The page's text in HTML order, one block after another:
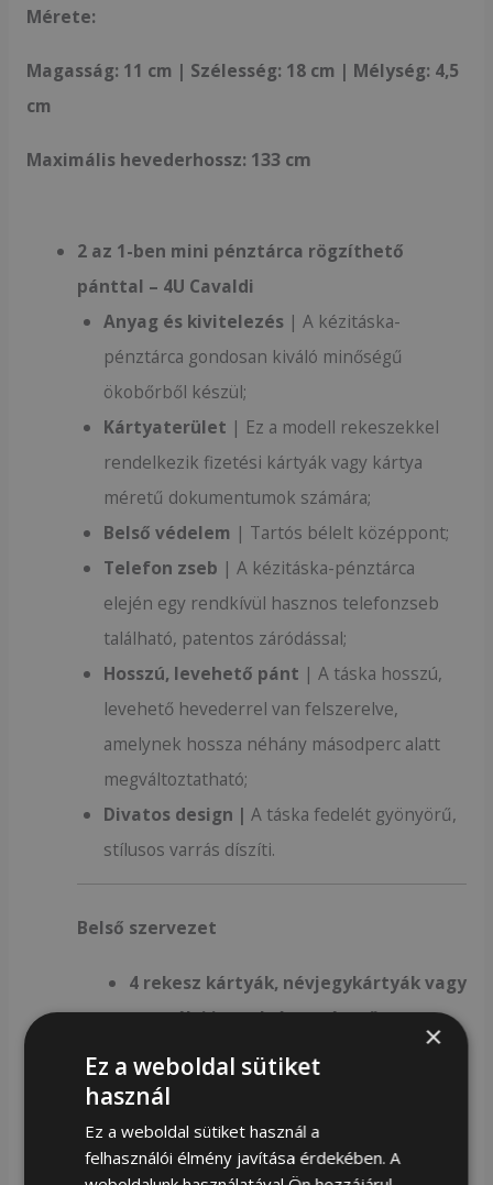
Mérete:
Magasság: 11 cm | Szélesség: 18 cm | Mélység: 4,5
cm
Maximális hevederhossz: 133 cm
2 az 1-ben mini pénztárca rögzíthető
pánttal – 4U Cavaldi
Anyag és kivitelezés | A kézitáska-
pénztárca gondosan kiváló minőségű
ökobőrből készül;
Kártyaterület | Ez a modell rekeszekkel
rendelkezik fizetési kártyák vagy kártya
méretű dokumentumok számára;
Belső védelem | Tartós bélelt középpont;
Telefon zseb | A kézitáska-pénztárca
elején egy rendkívül hasznos telefonzseb
található, patentos záródással;
Hosszú, levehető pánt | A táska hosszú,
levehető hevederrel van felszerelve,
amelynek hossza néhány másodperc alatt
megváltoztatható;
Divatos design | A táska fedelét gyönyörű,
stílusos varrás díszíti.
Belső szervezet
4 rekesz kártyák, névjegykártyák vagy
személyi igazolvány méretű
dokumentumok számára.
Ezzel
elkerülhető a bőrön lévő kopáskártyák,
×
Ez a weboldal sütiket
használ
Ez a weboldal sütiket használ a
felhasználói élmény javítása érdekében. A